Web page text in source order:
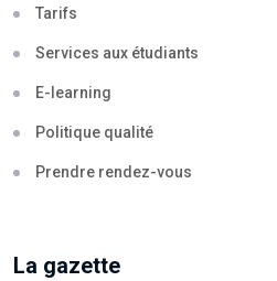
Tarifs
Services aux étudiants
E-learning
Politique qualité
Prendre rendez-vous
La gazette